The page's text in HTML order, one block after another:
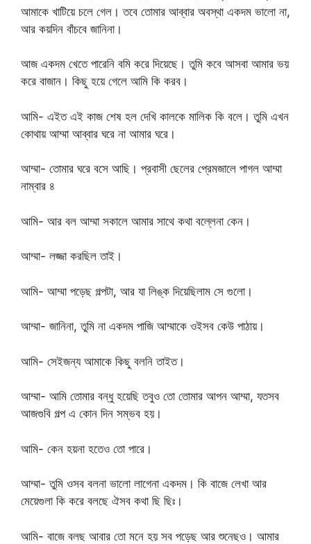
আমাকে খাটিয়ে চলে গেল। তবে তোমার আব্বার অবস্থা একদম ভালো না,
আর কয়দিন বাঁচবে জানিনা।
আজ একদম খেতে পারেনি বমি করে দিয়েছে। তুমি কবে আসবা আমার ভয়
করে বাজান। কিছু হয়ে গেলে আমি কি করব।
আমি- এইত এই কাজ শেষ হল দেখি কালকে মালিক কি বলে। তুমি এখন
কোথায় আম্মা আব্বার ঘরে না আমার ঘরে।
আম্মা- তোমার ঘরে বসে আছি। প্রবাসী ছেলের প্রেমজালে পাগল আম্মা
নাম্বার ৪
আমি- আর বল আম্মা সকালে আমার সাথে কথা বল্লেনা কেন।
আম্মা- লজ্জা করছিল তাই।
আমি- আম্মা পড়েছ গল্পটা, আর যা লিঙ্ক দিয়েছিলাম সে গুলো।
আম্মা- জানিনা, তুমি না একদম পাজি আম্মাকে ওইসব কেউ পাঠায়।
আমি- সেইজন্য আমাকে কিছু বলনি তাইত।
আম্মা- আমি তোমার বন্ধু হয়েছি তবুও তো তোমার আপন আম্মা, যতসব
আজগুবি গল্প এ কোন দিন সম্ভব হয়।
আমি- কেন হয়না হতেও তো পারে।
আম্মা- তুমি ওসব বলনা ভালো লাগেনা একদম। কি বাজে লেখা আর
মেয়েগুলা কি করে বলছে ঐসব কথা ছি ছিঃ।
আমি- বাজে বলছ আবার তো মনে হয় সব পড়েছ আর শুনেছও। আমার